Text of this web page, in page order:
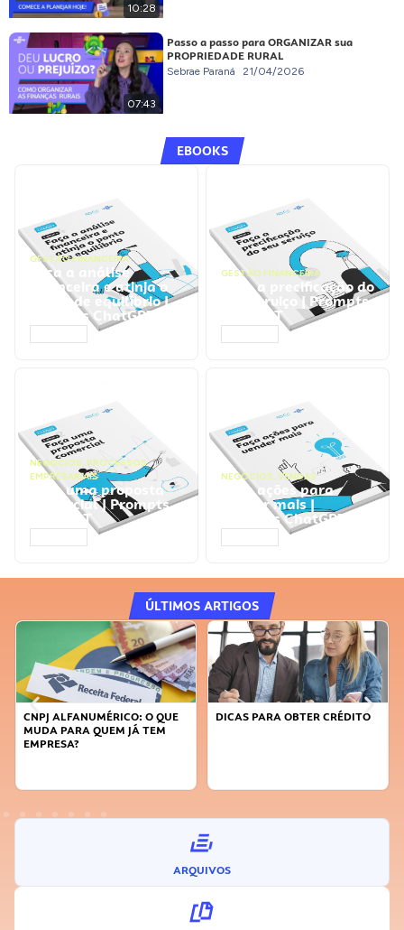
10:28
07:43
Passo a passo para ORGANIZAR sua
PROPRIEDADE RURAL
Sebrae Paraná 21/04/2026
EBOOKS
GESTÃO FINANCEIRA
Faça a análise
financeira e atinja o
ponto de equilíbrio |
Prompts ChatGPT
GESTÃO FINANCEIRA
Faça a precificação do
seu serviço | Prompts
ChatGPT
NEGÓCIOS, PROCESSOS
EMPRESARIAIS
Faça uma proposta
comercial | Prompts
ChatGPT
NEGÓCIOS, VENDAS
Faça ações para
vender mais |
Prompts ChatGPT
ÚLTIMOS ARTIGOS
DICAS PARA OBTER CRÉDITO
FAÇA A DIFERENÇA: SEJA
ARQUIVOS